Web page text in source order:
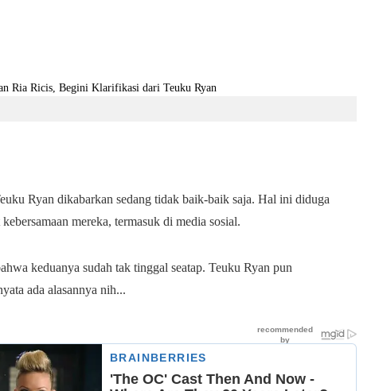
Ryan dikabarkan sedang tidak baik-baik saja. Hal ini diduga
mereka, termasuk di media sosial.
keduanya sudah tak tinggal seatap. Teuku Ryan pun
ada alasannya nih...